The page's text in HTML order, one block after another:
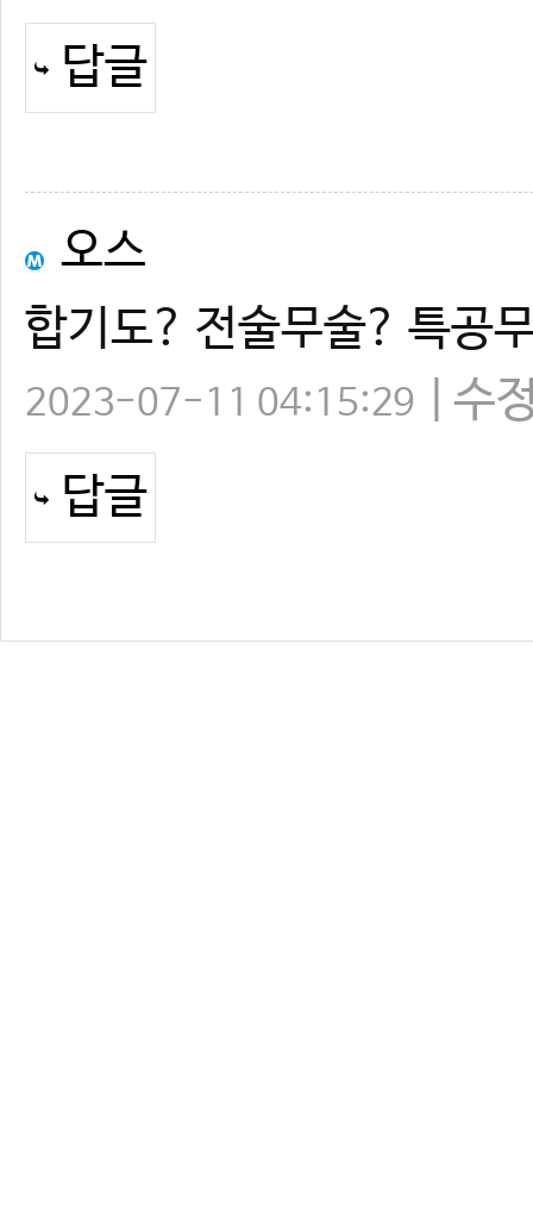
답글
오스
합기도? 전술무술? 특공
2023-07-11 04:15:29
수
답글